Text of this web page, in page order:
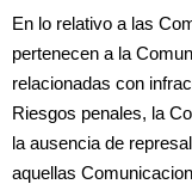
En lo relativo a las
pertenecen a la
relacionadas con
Riesgos penales, la
la ausencia de
aquellas